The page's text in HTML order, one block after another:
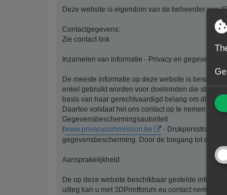
Deze website is eigendom van de beheerder van
Contactgegevens:
Zie contact link
Inzamelen van informatie - Privacy en
De meeste informatie op deze website is
enkel gebruikt worden voor doeleinden die strikt
basis van haar gerechtvaardigd belang om
Daartoe volstaat het ons contact op te nemen via
Gegevensbeschermingsautoriteit
(www.privacycommission.be
- Drukpersstraat 35
gegevensbescherming. Door de toegang tot en
Aansprakelijkheid
De op deze website beschikbaar gestelde
uitleg kan u met 3DPrintforum.eu contact nemen